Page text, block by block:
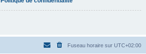
Fuseau horaire sur UTC+02:00